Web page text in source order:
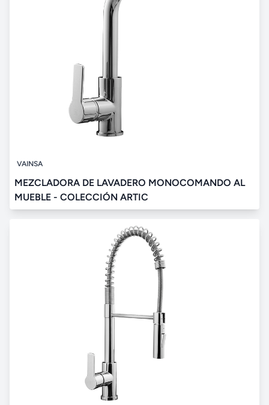
VAINSA
MEZCLADORA DE LAVADERO MONOCOMANDO AL
MUEBLE - COLECCIÓN ARTIC